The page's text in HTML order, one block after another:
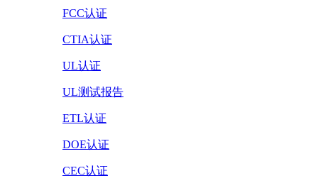
FCC认证
CTIA认证
UL认证
UL测试报告
ETL认证
DOE认证
CEC认证